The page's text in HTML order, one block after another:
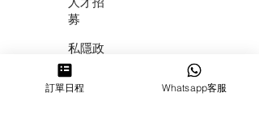
募
私隱政
策
​積分計
訂單日程 Whatsapp客服